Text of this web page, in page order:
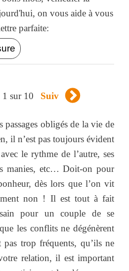
on vous aide à vous
parfaite:
1 sur 10 Suiv
passages obligés de la vie de
il n’est pas toujours évident
le rythme de l’autre, ses
manies, etc… Doit-on pour
dès lors que l’on vit
non ! Il est tout à fait
pour un couple de se
les conflits ne dégénèrent
pas trop fréquents, qu’ils ne
relation, il est important